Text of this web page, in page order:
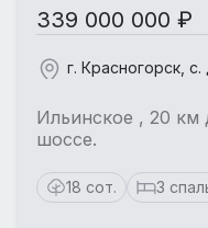
339 000 000 ₽
г. Красногорск,
Ильинское , 20
шоссе.
18 сот. 3